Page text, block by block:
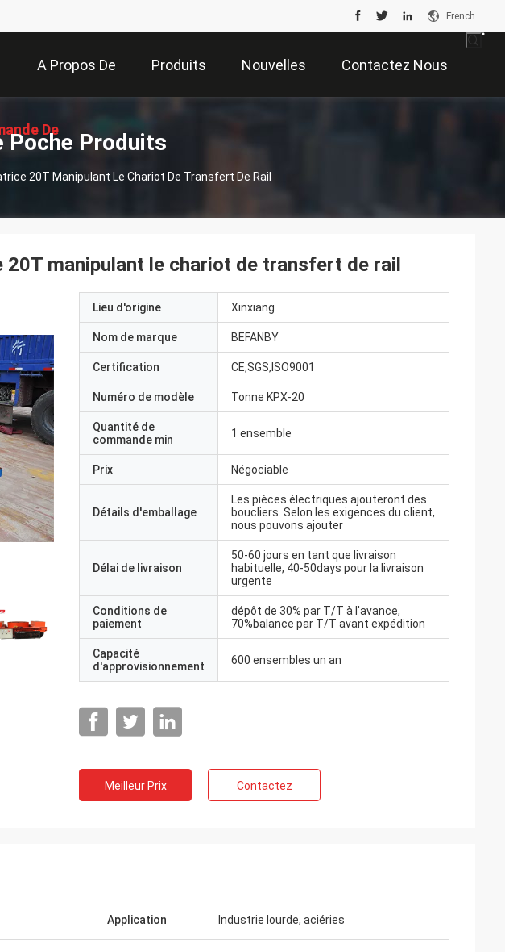
French
A Propos De
Nous
Produits Nouvelles Contactez Nous
De
Poche Produits
20T Manipulant Le Chariot De Transfert De Rail
20T manipulant le chariot de transfert de rail
Lieu d'origine Xinxiang
Nom de marque BEFANBY
Certification CE,SGS,ISO9001
Numéro de modèle Tonne KPX-20
Quantité de
commande min
1 ensemble
Prix Négociable
Détails d'emballage
Les pièces électriques ajouteront des
boucliers. Selon les exigences du client,
nous pouvons ajouter
Délai de livraison
50-60 jours en tant que livraison
habituelle, 40-50days pour la livraison
urgente
Conditions de
paiement
dépôt de 30% par T/T à l'avance,
70%balance par T/T avant expédition
Capacité
d'approvisionnement
600 ensembles un an
Meilleur Prix Contactez
Application Industrie lourde, aciéries